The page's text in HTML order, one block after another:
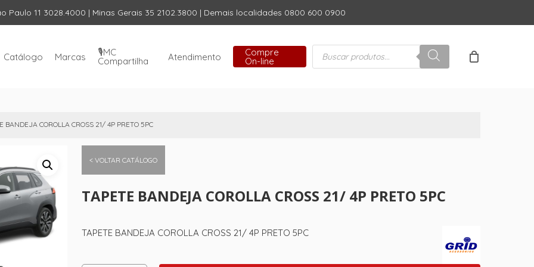
Paulo 11 3028.4000 | Minas Gerais 35 2102.3800 | Demais localidades 0800 600 0900
Catálogo Marcas 🎙️MC
Compartilha Atendimento Compre
On-line
Pesquisar
produtos
Carrinho Close
BANDEJA COROLLA CROSS 21/ 4P PRETO 5PC
< VOLTAR CATÁLOGO
TAPETE BANDEJA COROLLA CROSS 21/ 4P PRETO 5PC
TAPETE BANDEJA COROLLA CROSS 21/ 4P PRETO 5PC